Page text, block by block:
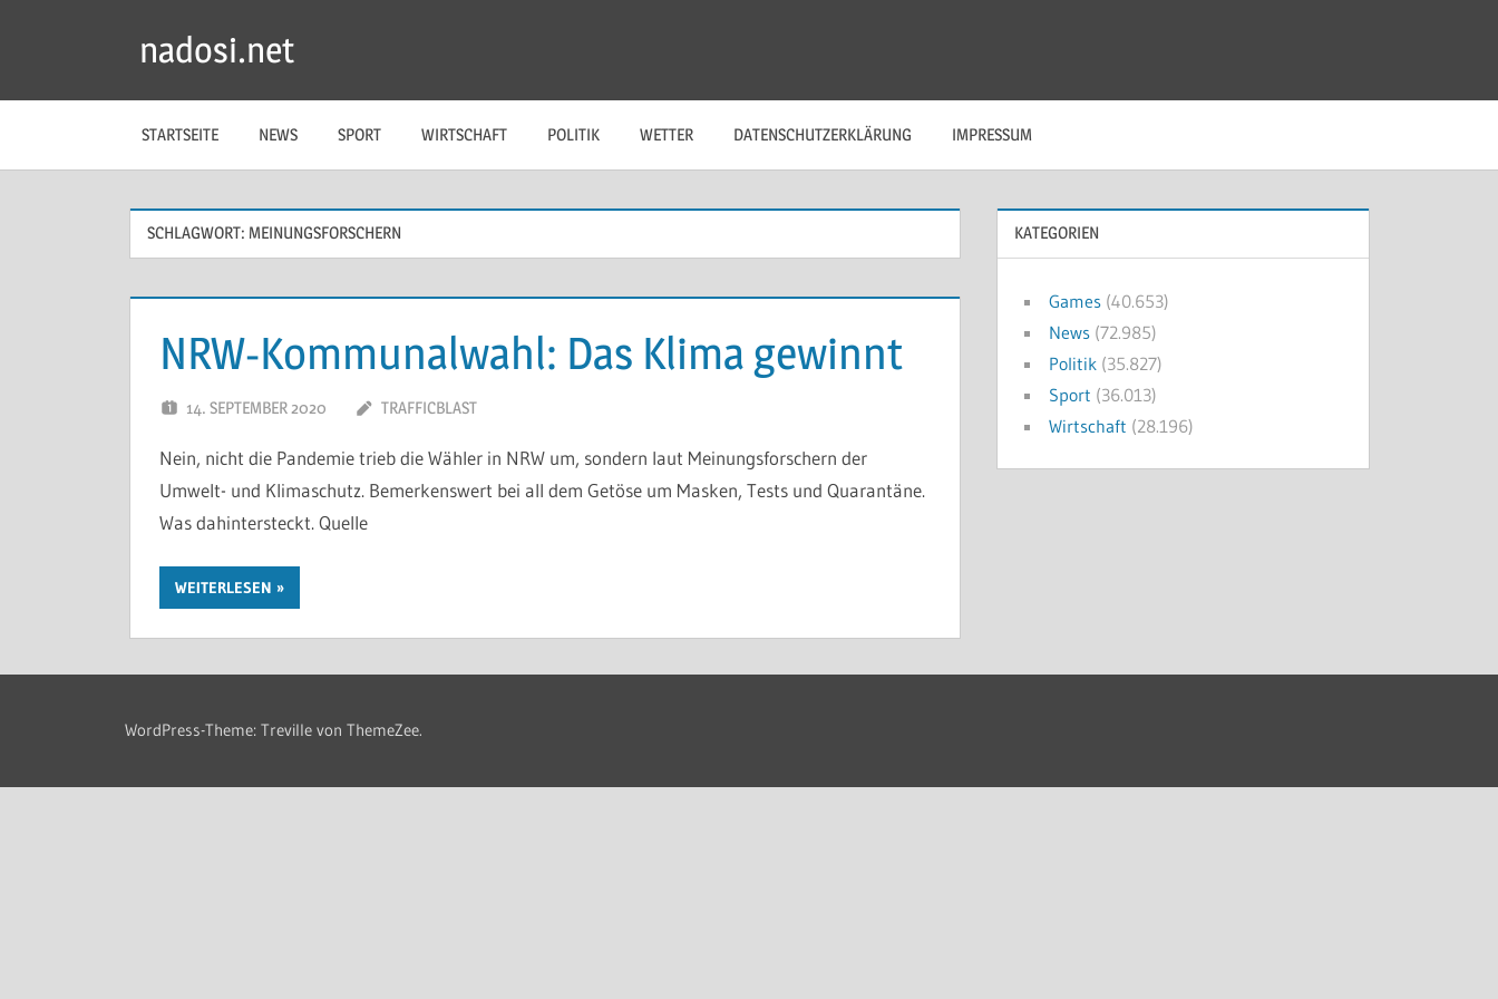
nadosi.net
STARTSEITE NEWS SPORT WIRTSCHAFT POLITIK WETTER DATENSCHUTZERKLÄRUNG IMPRESSUM
SCHLAGWORT: MEINUNGSFORSCHERN
NRW-Kommunalwahl: Das Klima gewinnt
14. SEPTEMBER 2020 TRAFFICBLAST
Nein, nicht die Pandemie trieb die Wähler in NRW um, sondern laut Meinungsforschern der
Umwelt- und Klimaschutz. Bemerkenswert bei all dem Getöse um Masken, Tests und Quarantäne.
Was dahintersteckt. Quelle
WEITERLESEN
KATEGORIEN
Games (40.653)
News (72.985)
Politik (35.827)
Sport (36.013)
Wirtschaft (28.196)
WordPress-Theme: Treville von ThemeZee.